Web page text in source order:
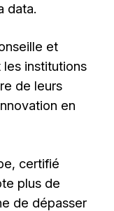
data.
et
institutions
de leurs
en
certifié
plus de
de dépasser